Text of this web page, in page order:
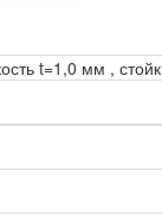
t=1,0 мм ,